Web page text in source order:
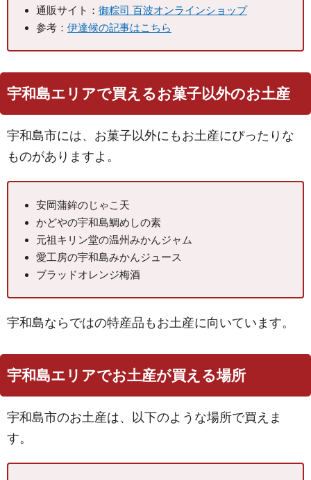
通販サイト： 御粽司 百波オンラインショップ
参考： 伊達候の記事はこちら
宇和島エリアで買えるお菓子以外のお土産
宇和島市には、お菓子以外にもお土産にぴったりな
ものがありますよ。
安岡蒲鉾のじゃこ天
かどやの宇和島鯛めしの素
元祖キリン堂の温州みかんジャム
愛工房の宇和島みかんジュース
ブラッドオレンジ梅酒
宇和島ならではの特産品もお土産に向いています。
宇和島エリアでお土産が買える場所
宇和島市のお土産は、以下のような場所で買えま
す。